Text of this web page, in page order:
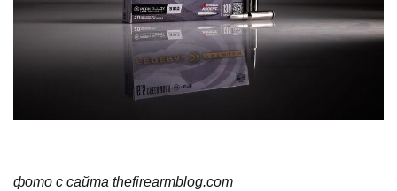
фото с сайта thefirearmblog.com